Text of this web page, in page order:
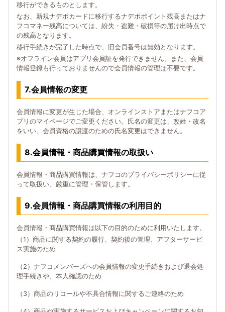
移行ができるものとします。
なお、新規ナデポカードに移行するナデポポイント残高またはナ
フコマネー残高については、紛失・盗難・破損等の届け出時点で
の残高となります。
移行手続きが完了した時点で、旧会員番号は無効となります。
※オフライン会員はアプリ会員証を発行できません。また、会員
情報登録も行っておりませんので会員情報の管理は不要です。
7.会員情報の変更
会員情報に変更が生じた場合、オンラインストアまたはナフコア
プリのマイページでご変更ください。氏名の変更は、改姓・改名
をいい、会員資格の譲渡のための氏名変更はできません。
8.会員情報・商品購買情報の取扱い
会員情報・商品購買情報は、ナフコのプライバシーポリシーに従
って取扱い、厳重に管理・保管します。
9.会員情報・商品購買情報の利用目的
会員情報・商品購買情報は以下の目的のために利用いたします。
（1）商品に関する契約の履行、契約後の管理、アフターサービ
ス実施のため
（2）ナフコメンバーズへの会員情報の変更手続きおよび退会処
理手続きや、本人確認のため
（3）商品のリコールや不具合情報に関するご連絡のため